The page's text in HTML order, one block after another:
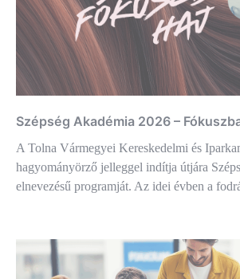
Szépség Akadémia 2026 –
A Tolna Vármegyei Kereskedelmi és
hagyományörző jelleggel indítja útjára
elnevezésű programját. Az idei évben a